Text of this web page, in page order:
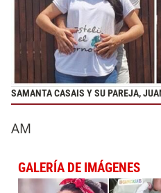
SAMANTA CASAIS Y SU PAREJA,
AM
GALERÍA DE IMÁGENES